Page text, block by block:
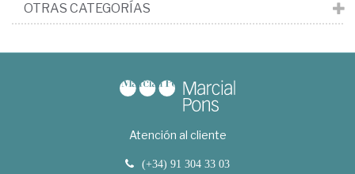
OTRAS CATEGORÍAS
Atención al cliente
(+34) 91 304 33 03